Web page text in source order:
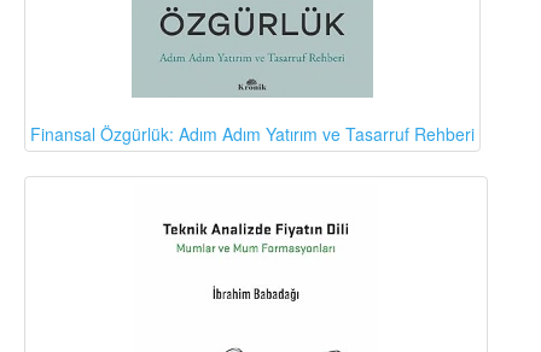
Finansal Özgürlük: Adım Adım Yatırım ve Tasarruf Rehberi